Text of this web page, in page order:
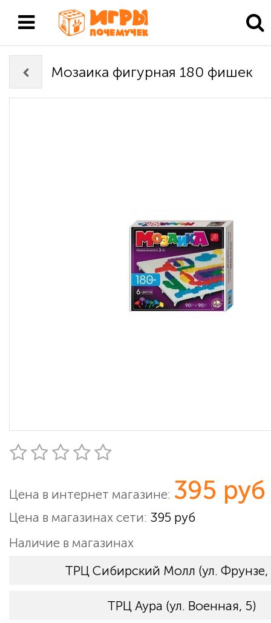
Мозаика фигурная 180 фишек
Цена в интернет магазине: 395 руб
Цена в магазинах сети: 395 руб
Наличие в магазинах
ТРЦ Сибирский Молл (ул.
ТРЦ Аура (ул. Военная, 5)